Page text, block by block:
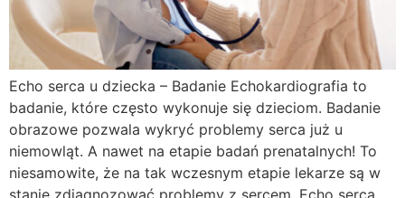
Echo serca u dziecka – Badanie Echokardiografia to
badanie, które często wykonuje się dzieciom. Badanie
obrazowe pozwala wykryć problemy serca już u
niemowląt. A nawet na etapie badań prenatalnych! To
niesamowite, że na tak wczesnym etapie lekarze są w
stanie zdiagnozować problemy z sercem. Echo serca